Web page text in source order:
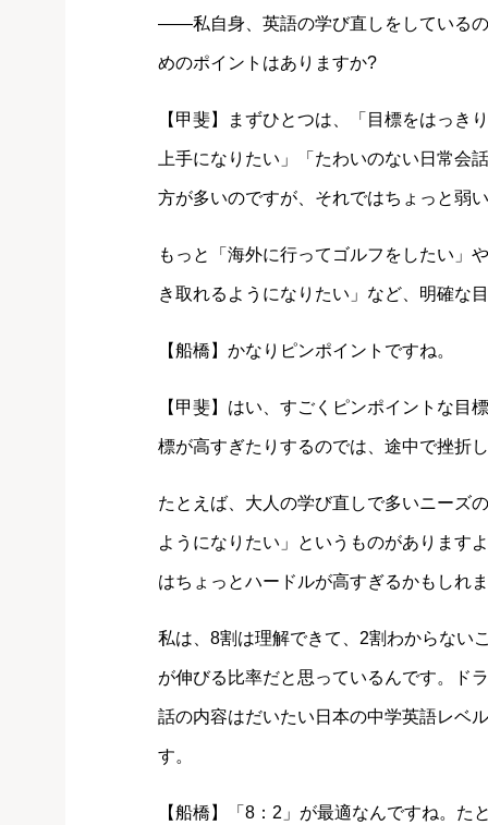
――私自身、英語の学び直しをしている
めのポイントはありますか?
【甲斐】まずひとつは、「目標をはっき
上手になりたい」「たわいのない日常会
方が多いのですが、それではちょっと弱
もっと「海外に行ってゴルフをしたい」
き取れるようになりたい」など、明確な
【船橋】かなりピンポイントですね。
【甲斐】はい、すごくピンポイントな目
標が高すぎたりするのでは、途中で挫折
たとえば、大人の学び直しで多いニーズ
ようになりたい」というものがあります
はちょっとハードルが高すぎるかもしれ
私は、8割は理解できて、2割わからない
が伸びる比率だと思っているんです。ド
話の内容はだいたい日本の中学英語レベ
す。
【船橋】「8：2」が最適なんですね。